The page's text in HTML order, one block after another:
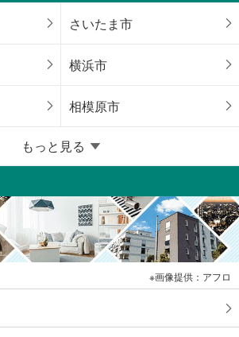
さいたま市
横浜市
相模原市
もっと見る
画像提供：アフロ